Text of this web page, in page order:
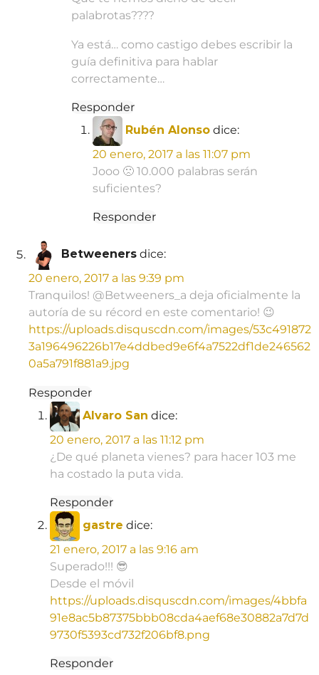
palabrotas????
Ya está… como castigo debes escribir la
guía definitiva para hablar
correctamente…
Responder
Rubén Alonso dice:
20 enero, 2017 a las 11:07 pm
Jooo 🙁 10.000 palabras serán
suficientes?
Responder
Betweeners dice:
20 enero, 2017 a las 9:39 pm
Tranquilos! @Betweeners_a deja oficialmente la
autoría de su récord en este comentario! 😉
https://uploads.disquscdn.com/images/53c491872
3a196496226b17e4ddbed9e6f4a7522df1de246562
0a5a791f881a9.jpg
Responder
Alvaro San dice:
20 enero, 2017 a las 11:12 pm
¿De qué planeta vienes? para hacer 103 me
ha costado la puta vida.
Responder
gastre dice:
21 enero, 2017 a las 9:16 am
Superado!!! 😎
Desde el móvil
https://uploads.disquscdn.com/images/4bbfa
91e8ac5b87375bbb08cda4aef68e30882a7d7d
9730f5393cd732f206bf8.png
Responder